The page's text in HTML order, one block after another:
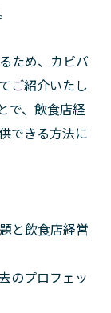
ため、カビバ
ご紹介いたし
で、飲食店経
できる方法に
と飲食店経営
のプロフェッ